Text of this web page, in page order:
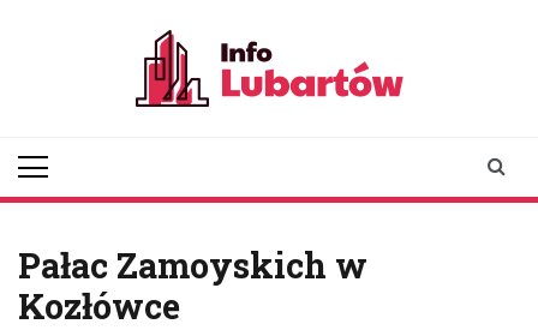
Pałac Zamoyskich w
Kozłówce